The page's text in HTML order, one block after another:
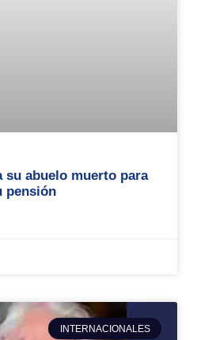
su abuelo muerto para
pensión
INTERNACIONALES